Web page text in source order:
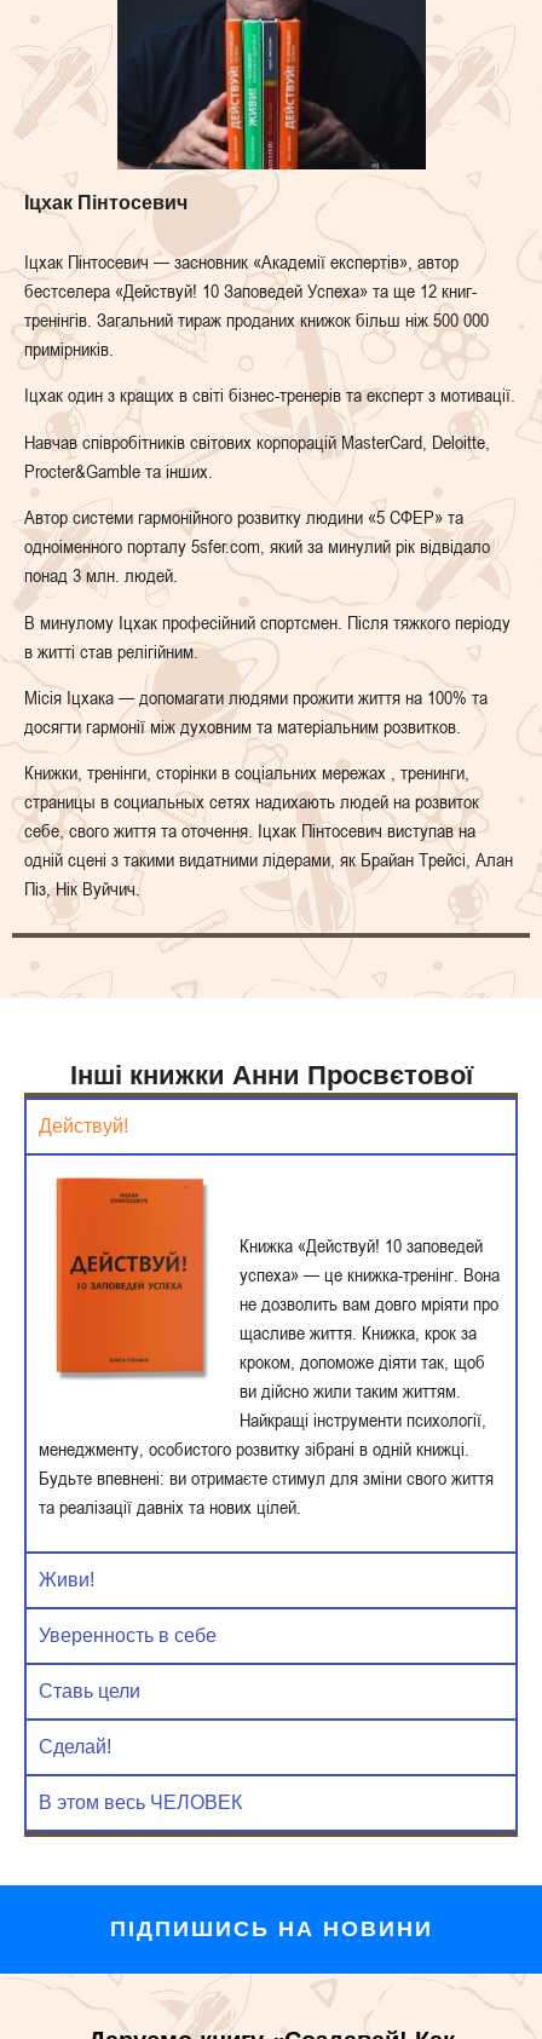
Іцхак Пінтосевич
Іцхак Пінтосевич — засновник «Академії експертів», автор
бестселера «Действуй! 10 Заповедей Успеха» та ще 12 книг-
тренінгів. Загальний тираж проданих книжок більш ніж 500 000
примірників.
Іцхак один з кращих в світі бізнес-тренерів та експерт з мотивації.
Навчав співробітників світових корпорацій MasterCard, Deloitte,
Procter&Gamble та інших.
Автор системи гармонійного розвитку людини «5 СФЕР» та
одноіменного порталу 5sfer.com, який за минулий рік відвідало
понад 3 млн. людей.
В минулому Іцхак професійний спортсмен. Після тяжкого періоду
в житті став релігійним.
Місія Іцхака — допомагати людями прожити життя на 100% та
досягти гармонії між духовним та матеріальним розвитков.
Книжки, тренінги, сторінки в соціальних мережах , тренинги,
страницы в социальных сетях надихають людей на розвиток
себе, свого життя та оточення. Іцхак Пінтосевич виступав на
одній сцені з такими видатними лідерами, як Брайан Трейсі, Алан
Піз, Нік Вуйчич.
Інші книжки Анни Просвєтової
Действуй!
Книжка «Действуй! 10 заповедей
успеха» — це книжка-тренінг. Вона
не дозволить вам довго мріяти про
щасливе життя. Книжка, крок за
кроком, допоможе діяти так, щоб
ви дійсно жили таким життям.
Найкращі інструменти психології,
менеджменту, особистого розвитку зібрані в одній книжці.
Будьте впевнені: ви отримаєте стимул для зміни свого життя
та реалізації давніх та нових цілей.
Живи!
Уверенность в себе
Ставь цели
Сделай!
В этом весь ЧЕЛОВЕК
ПІДПИШИСЬ НА НОВИНИ